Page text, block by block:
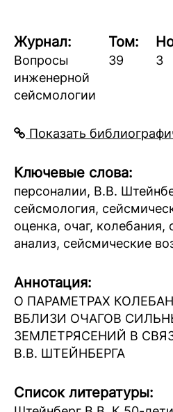
Журнал:
Вопросы
инженерной
сейсмологии
Том:
39 3
Показать
Ключевые слова:
персоналии, В.В.
сейсмология,
оценка, очаг, колебания,
анализ, сейсмические
Аннотация:
О ПАРАМЕТРАХ
ВБЛИЗИ ОЧАГОВ
ЗЕМЛЕТРЯСЕНИЙ В
В.В. ШТЕЙНБЕРГА
Список литературы: